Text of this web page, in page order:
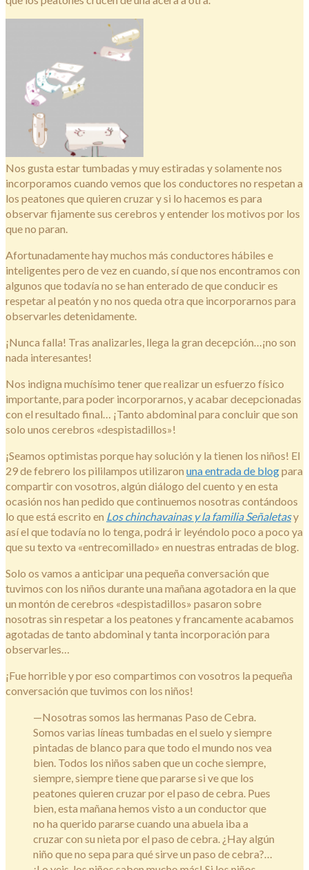
Nos gusta estar tumbadas y muy estiradas y solamente nos
incorporamos cuando vemos que los conductores no respetan a
los peatones que quieren cruzar y si lo hacemos es para
observar fijamente sus cerebros y entender los motivos por los
que no paran.
Afortunadamente hay muchos más conductores hábiles e
inteligentes pero de vez en cuando, sí que nos encontramos con
algunos que todavía no se han enterado de que conducir es
respetar al peatón y no nos queda otra que incorporarnos para
observarles detenidamente.
¡Nunca falla! Tras analizarles, llega la gran decepción…¡no son
nada interesantes!
Nos indigna muchísimo tener que realizar un esfuerzo físico
importante, para poder incorporarnos, y acabar decepcionadas
con el resultado final… ¡Tanto abdominal para concluir que son
solo unos cerebros «despistadillos»!
¡Seamos optimistas porque hay solución y la tienen los niños! El
29 de febrero los pililampos utilizaron una entrada de blogpara
compartir con vosotros, algún diálogo del cuento y en esta
ocasión nos han pedido que continuemos nosotras contándoos
lo que está escrito en Los chinchavainas y la familia Señaletasy
así el que todavía no lo tenga, podrá ir leyéndolo poco a poco ya
que su texto va «entrecomillado» en nuestras entradas de blog.
Solo os vamos a anticipar una pequeña conversación que
tuvimos con los niños durante una mañana agotadora en la que
un montón de cerebros «despistadillos» pasaron sobre
nosotras sin respetar a los peatones y francamente acabamos
agotadas de tanto abdominal y tanta incorporación para
observarles…
¡Fue horrible y por eso compartimos con vosotros la pequeña
conversación que tuvimos con los niños!
—Nosotras somos las hermanas Paso de Cebra.
Somos varias líneas tumbadas en el suelo y siempre
pintadas de blanco para que todo el mundo nos vea
bien. Todos los niños saben que un coche siempre,
siempre, siempre tiene que pararse si ve que los
peatones quieren cruzar por el paso de cebra. Pues
bien, esta mañana hemos visto a un conductor que
no ha querido pararse cuando una abuela iba a
cruzar con su nieta por el paso de cebra. ¿Hay algún
niño que no sepa para qué sirve un paso de cebra?…